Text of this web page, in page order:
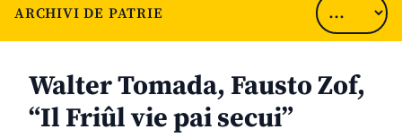
ARCHIVI DE PATRIE
Walter Tomada, Fausto Zof,
“Il Friûl vie pai secui”